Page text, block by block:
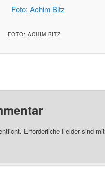
FOTO: ACHIM BITZ
Erforderliche Felder sind mit